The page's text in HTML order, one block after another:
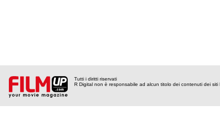
Tutti i diritti riservati
R Digital non è responsabile ad alcun titolo dei contenuti dei siti